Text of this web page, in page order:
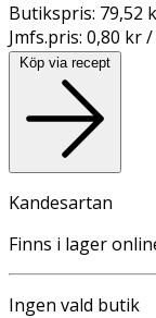
Butikspris: 79,52
Jmfs.pris: 0,80 kr
Köp via recept
Kandesartan
Finns i lager
Ingen vald butik